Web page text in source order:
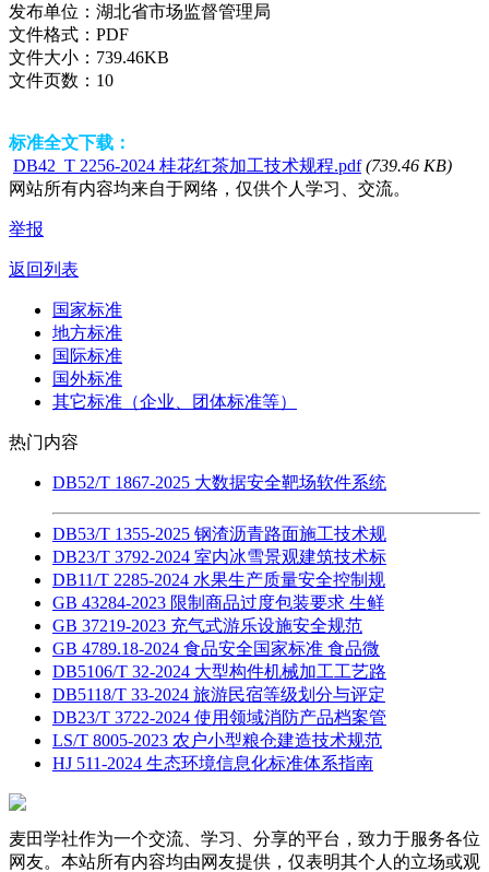
发布单位： 湖北省市场监督管理局
文件格式： PDF
文件大小： 739.46KB
文件页数： 10
标准全文下载：
DB42_T 2256-2024 桂花红茶加工技术规程.pdf (739.46 KB)
网站所有内容均来自于网络，仅供个人学习、交流。
举报
返回列表
国家标准
地方标准
国际标准
国外标准
其它标准（企业、团体标准等）
热门内容
DB52/T 1867-2025 大数据安全靶场软件系统
DB53/T 1355-2025 钢渣沥青路面施工技术规
DB23/T 3792-2024 室内冰雪景观建筑技术标
DB11/T 2285-2024 水果生产质量安全控制规
GB 43284-2023 限制商品过度包装要求 生鲜
GB 37219-2023 充气式游乐设施安全规范
GB 4789.18-2024 食品安全国家标准 食品微
DB5106/T 32-2024 大型构件机械加工工艺路
DB5118/T 33-2024 旅游民宿等级划分与评定
DB23/T 3722-2024 使用领域消防产品档案管
LS/T 8005-2023 农户小型粮仓建造技术规范
HJ 511-2024 生态环境信息化标准体系指南
麦田学社作为一个交流、学习、分享的平台，致力于服务各位
网友。本站所有内容均由网友提供，仅表明其个人的立场或观